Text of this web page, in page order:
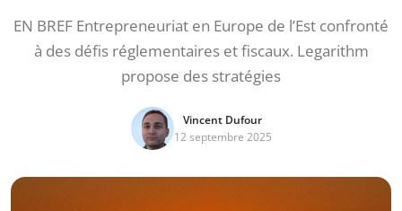
EN BREF Entrepreneuriat en Europe de l’Est confronté
à des défis réglementaires et fiscaux. Legarithm
propose des stratégies
Vincent Dufour
12 septembre 2025